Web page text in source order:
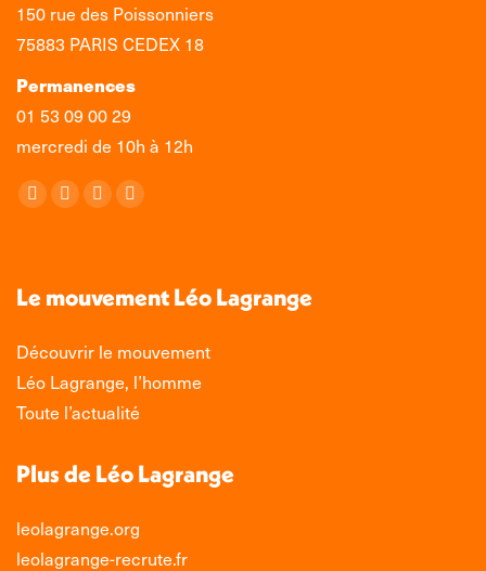
150 rue des Poissonniers
75883 PARIS CEDEX 18
Permanences
01 53 09 00 29
mercredi de 10h à 12h
Retrouvez-nous sur :
La
s'ouvre
une
nouvelle
fenêtre
La
s'ouvre
une
fenêtre
La
s'ouvre
une
nouvelle
fenêtre
La
s'ouvre
une
nouvelle
fenêtre
Le mouvement Léo Lagrange
Découvrir le mouvement
Léo Lagrange, l’homme
Toute l’actualité
Plus de Léo Lagrange
leolagrange.org
leolagrange-recrute.fr